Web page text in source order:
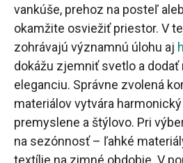
vankúše, prehoz na posteľ
okamžite osviežiť priestor. V
zohrávajú významnú úlohu aj
dokážu zjemniť svetlo a
eleganciu. Správne zvolená
materiálov vytvára
premyslene a štýlovo. Pri
na sezónnosť – ľahké
textílie na zimné obdobie. V